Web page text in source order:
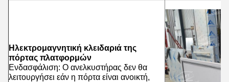
Ηλεκτρομαγνητική κλειδαριά της
πόρτας πλατφορμών
Ενδασφάλιση: Ο ανελκυστήρας δεν θα
λειτουργήσει εάν η πόρτα είναι ανοικτή,